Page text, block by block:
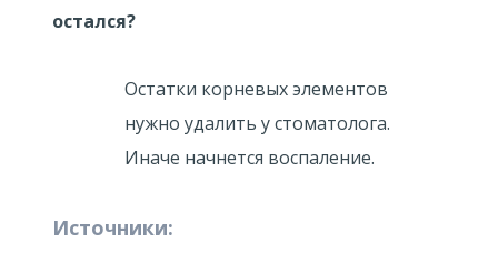
остался?
Остатки корневых элементов
нужно удалить у стоматолога.
Иначе начнется воспаление.
Источники: